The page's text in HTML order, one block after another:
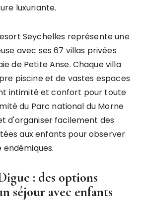
luxuriante.
Seychelles représente une
avec ses 67 villas privées
de Petite Anse. Chaque villa
piscine et de vastes espaces
intimité et confort pour toute
du Parc national du Morne
d'organiser facilement des
aux enfants pour observer
: des options
séjour avec enfants